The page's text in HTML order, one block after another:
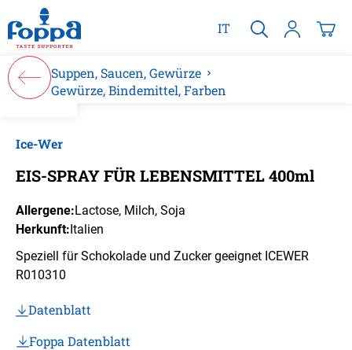
springen
IT
Suppen, Saucen, Gewürze
Gewürze, Bindemittel, Farben
Ice-Wer
EIS-SPRAY FÜR LEBENSMITTEL 400ml
Allergene:Lactose, Milch, Soja
Herkunft:Italien
Speziell für Schokolade und Zucker geeignet ICEWER
R010310
Datenblatt
Foppa Datenblatt